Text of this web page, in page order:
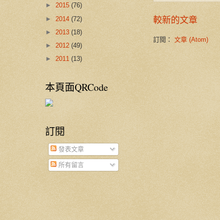
較新的文章
訂閱： 文章 (Atom)
► 2015 (76)
► 2014 (72)
► 2013 (18)
► 2012 (49)
► 2011 (13)
本頁面QRCode
訂閱
發表文章
所有留言